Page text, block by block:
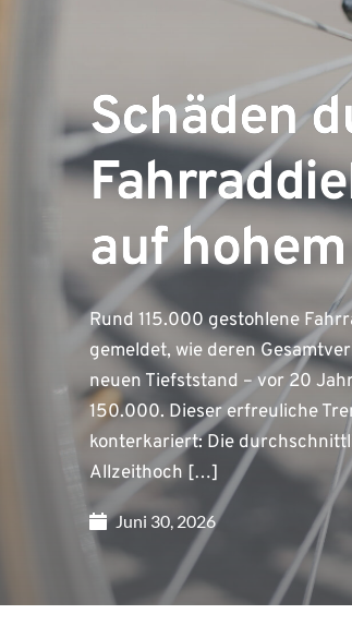
Schäden
auf
Rund 115.000 gestohlene
gemeldet, wie deren
neuen Tiefststand – vor 20
150.000. Dieser erfreuliche
konterkariert: Die
Allzeithoch […]
Juni 30, 2026